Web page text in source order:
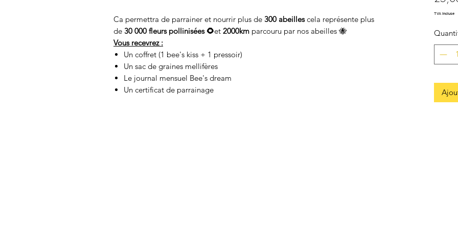
Ca permettra de parrainer et nourrir plus de 300 abeillescela représente plus
de 30 000 fleurs pollinisées 🌻et 2000km parcouru par nos abeilles 🐝
Vous recevrez :
Un coffret (1 bee's kiss + 1 pressoir)
Un sac de graines mellifères
Le journal mensuel Bee's dream
Un certificat de parrainage
TVA Incluse